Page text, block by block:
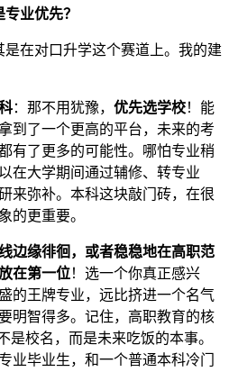
业优先？
在对口升学这个赛道上。我的建
：那不用犹豫， 优先选学校！能
到了一个更高的平台，未来的考
有了更多的可能性。哪怕专业稍
在大学期间通过辅修、转专业
来弥补。本科这块敲门砖，在很
的更重要。
边缘徘徊，或者稳稳地在高职范
在第一位！选一个你真正感兴
的王牌专业，远比挤进一个名气
明智得多。记住，高职教育的核
是校名，而是未来吃饭的本事。
业毕业生，和一个普通本科冷门